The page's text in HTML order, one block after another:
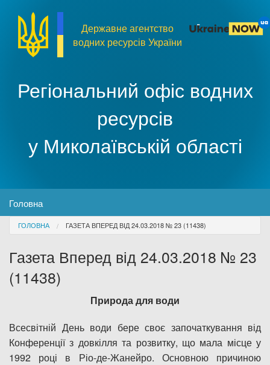
Регіональний офіс водних
ресурсів
у Миколаївській області
Державне агентство
водних ресурсів України
MENU
Головна
Про організацію
Доступ до публічної інформації
Дозвіл на спеціальне водокористування
You are here
ГОЛОВНА ГАЗЕТА ВПЕРЕД ВІД 24.03.2018 № 23 (11438)
Газета Вперед від 24.03.2018 № 23
(11438)
Природа для води
Всесвітній День води бере своє започаткування від
Конференції з довкілля та розвитку, що мала місце у
1992 році в Ріо-де-Жанейро. Основною причиною